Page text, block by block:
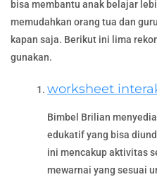
bisa membantu anak belajar
memudahkan orang tua dan
kapan saja. Berikut ini lima
gunakan.
worksheet
Bimbel Brilian
edukatif yang bisa
ini mencakup aktivitas
mewarnai yang sesuai